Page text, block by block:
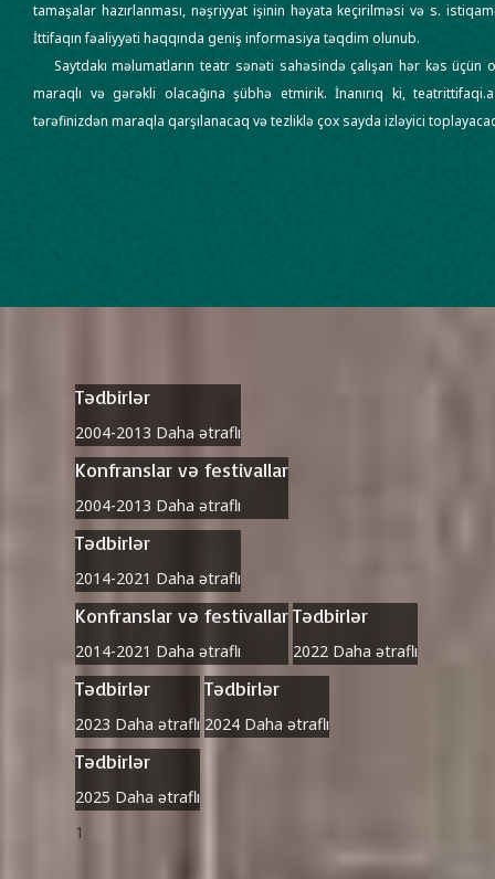
tamaşalar hazırlanması, nəşriyyat işinin həyata keçirilməsi və s.
İttifaqın fəaliyyəti haqqında geniş informasiya təqdim olunub.
Saytdakı məlumatların teatr sənəti sahəsində çalışan hər kəs üçün
maraqlı və gərəkli olacağına şübhə etmirik. İnanırıq ki,
tərəfinizdən maraqla qarşılanacaq və tezliklə çox sayda izləyici
Tədbirlər
2004-2013 Daha ətraflı
Konfranslar və festivallar
2004-2013 Daha ətraflı
Tədbirlər
2014-2021 Daha ətraflı
Konfranslar və festivallar
2014-2021 Daha ətraflı
Tədbirlər
2022 Daha ətraflı
Tədbirlər
2023 Daha ətraflı
Tədbirlər
2024 Daha ətraflı
Tədbirlər
2025 Daha ətraflı
1